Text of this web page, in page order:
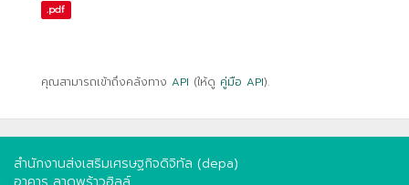
.pdf
คุณสามารถเข้าถึงคลังทาง API (ให้ดู คู่มือ API).
สำนักงานส่งเสริมเศรษฐกิจดิจิทัล (depa)